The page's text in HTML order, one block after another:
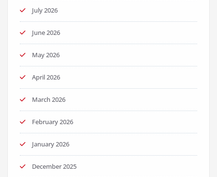
July 2026
June 2026
May 2026
April 2026
March 2026
February 2026
January 2026
December 2025